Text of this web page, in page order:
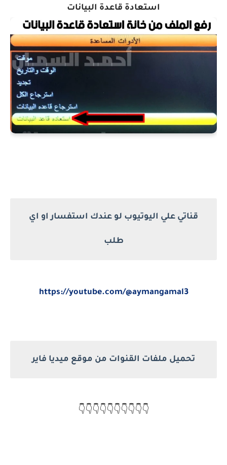
استعادة قاعدة البيانات
قناتي علي اليوتيوب لو عندك استفسار او اي
طلب
https://youtube.com/@aymangamal3
تحميل ملفات القنوات من موقع ميديا فاير
👇👇👇👇👇👇👇👇👇👇